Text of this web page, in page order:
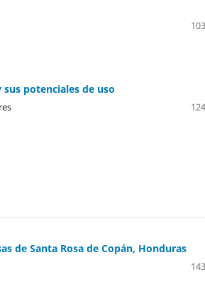
potenciales de uso
de Santa Rosa de Copán, Honduras